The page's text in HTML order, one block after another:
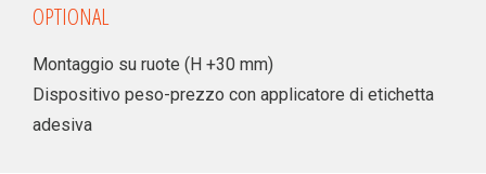
OPTIONAL
Montaggio su ruote (H +30 mm)
Dispositivo peso-prezzo con applicatore di etichetta
adesiva